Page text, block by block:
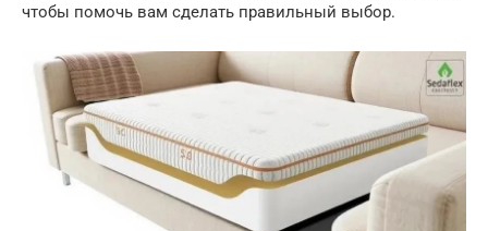
чтобы помочь вам сделать правильный выбор.